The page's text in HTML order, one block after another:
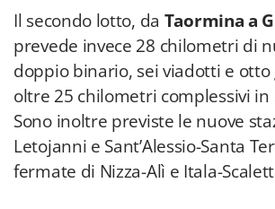
Il secondo lotto, da Taormina a
prevede invece 28 chilometri di
doppio binario, sei viadotti e
oltre 25 chilometri complessivi
Sono inoltre previste le nuove
Letojanni e Sant’Alessio-Santa
fermate di Nizza-Alì e Itala-